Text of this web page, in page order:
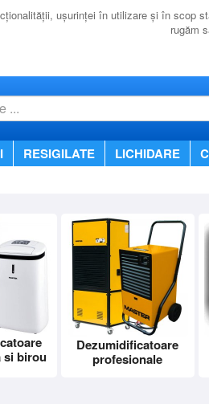
uşurinţei în utilizare şi în scop
rugăm
RESIGILATE LICHIDARE
si birou
Dezumidificatoare
profesionale